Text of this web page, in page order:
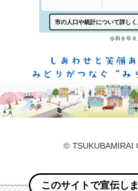
© TSUKUBAMIRAI
このサイトで宣伝し